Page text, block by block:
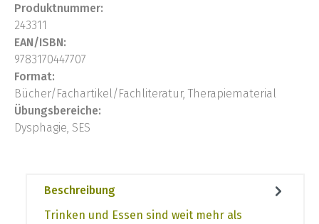
Produktnummer:
243311
EAN/ISBN:
9783170447707
Format:
Bücher/Fachartikel/Fachliteratur, Therapiematerial
Übungsbereiche:
Dysphagie, SES
Beschreibung
Trinken und Essen sind weit mehr als